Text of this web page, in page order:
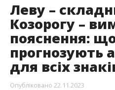
Леву –
Козорогу –
пояснення:
прогнозують
для всіх
Опубліковано 22.11.2023